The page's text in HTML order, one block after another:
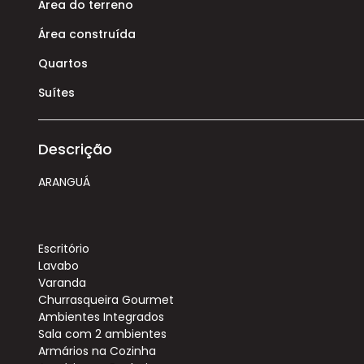
Área do terreno
Área construída
Quartos
Suítes
Descrição
ARANGUÁ
Escritório
Lavabo
Varanda
Churrasqueira Gourmet
Ambientes Integrados
Sala com 2 ambientes
Armários na Cozinha